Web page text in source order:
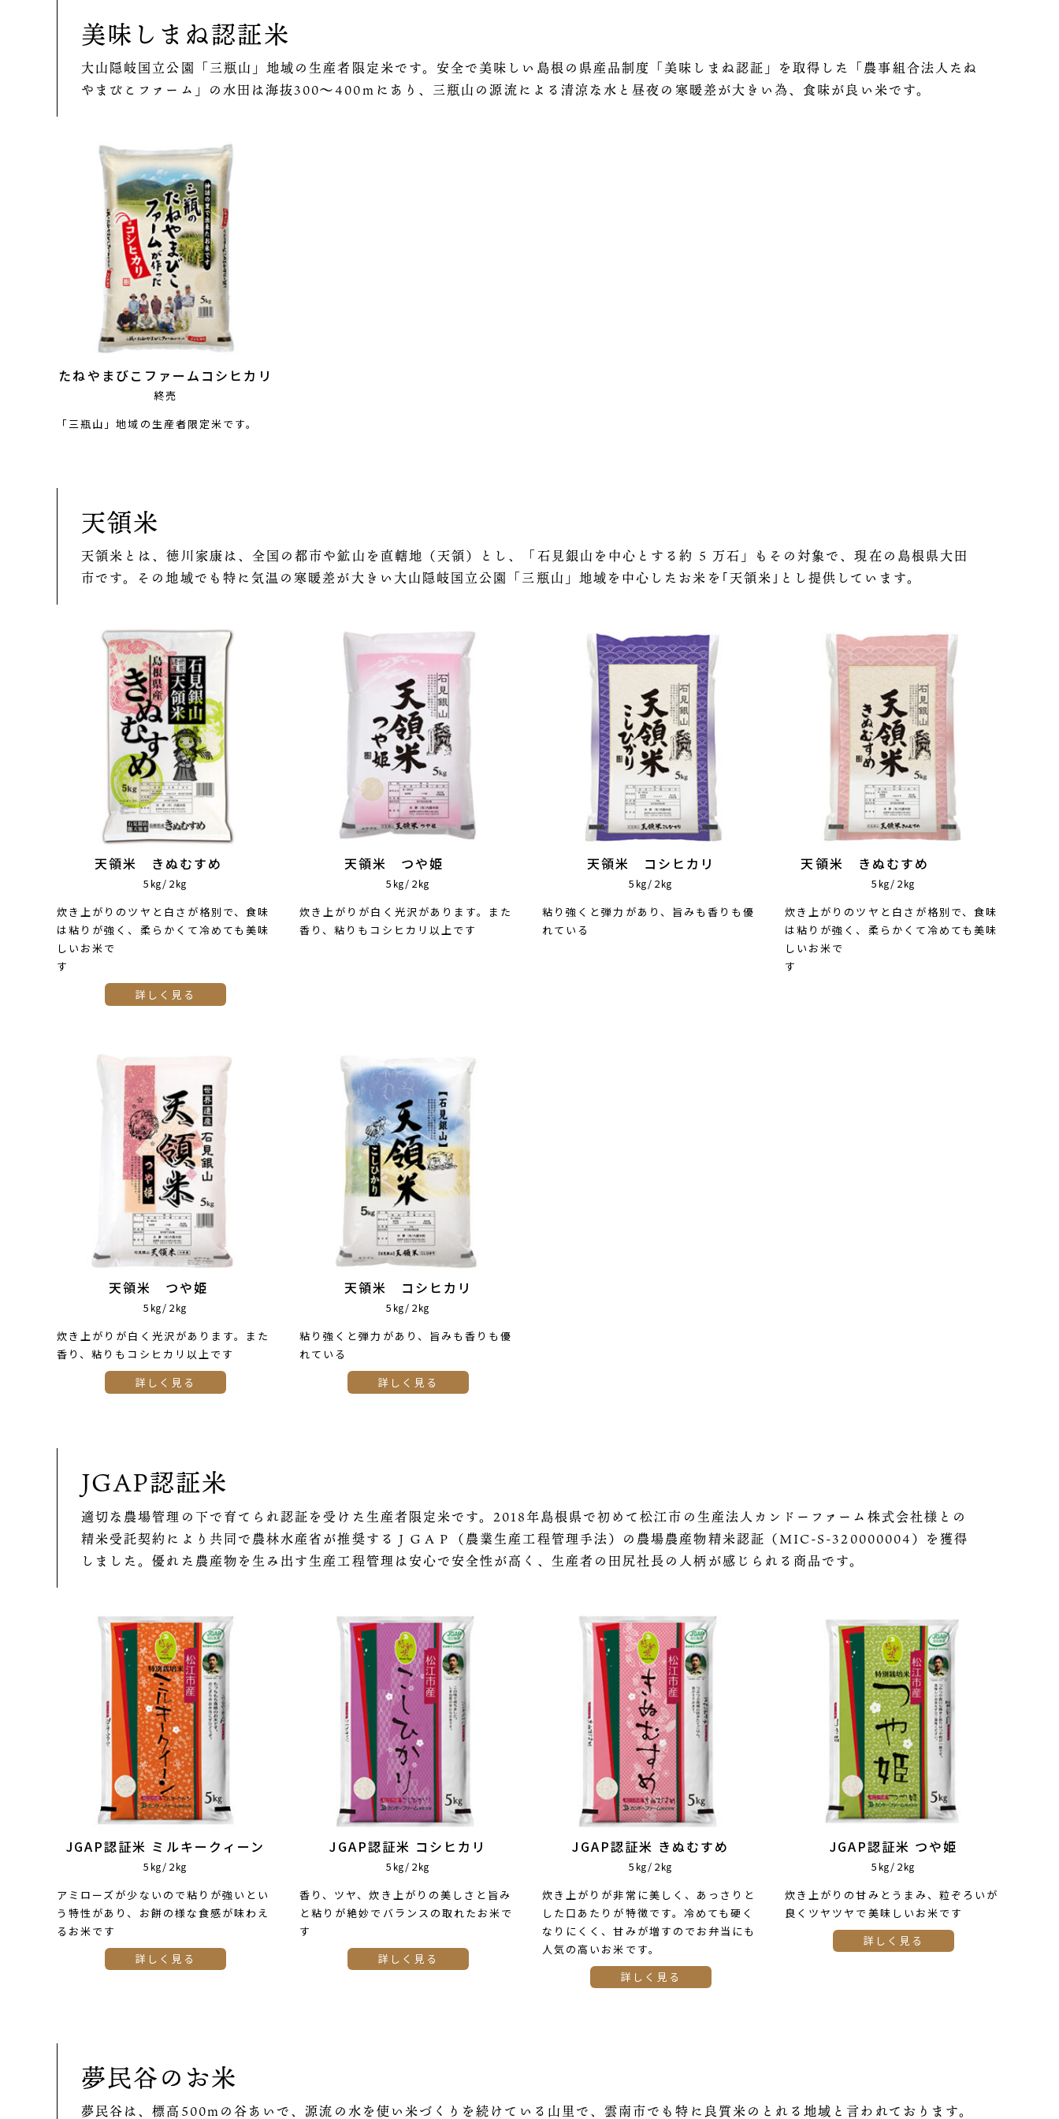
美味しまね認証米
大山隠岐国立公園「三瓶山」地域の生産者限定米です。安全で美味しい島根の県産品制度「美味しまね認証」を取得した「農事組合法人たね
やまびこファーム」の水田は海抜300～400ｍにあり、三瓶山の源流による清涼な水と昼夜の寒暖差が大きい為、食味が良い米です。
たねやまびこファームコシヒカリ
終売
「三瓶山」地域の生産者限定米です。
天領米
天領米とは、徳川家康は、全国の都市や鉱山を直轄地（天領）とし、「石見銀山を中心とする約 5 万石」もその対象で、現在の島根県大田
市です。その地域でも特に気温の寒暖差が大きい大山隠岐国立公園「三瓶山」地域を中心したお米を｢天領米｣とし提供しています。
天領米 きぬむすめ
5㎏/2㎏
炊き上がりのツヤと白さが格別で、食味
は粘りが強く、柔らかくて冷めても美味
しいお米で
す
詳しく見る
天領米 つや姫
5㎏/2㎏
炊き上がりが白く光沢があります。また
香り、粘りもコシヒカリ以上です
天領米 コシヒカリ
5㎏/2㎏
粘り強くと弾力があり、旨みも香りも優
れている
天領米 きぬむすめ
5㎏/2㎏
炊き上がりのツヤと白さが格別で、食味
は粘りが強く、柔らかくて冷めても美味
しいお米で
天領米 つや姫
5㎏/2㎏
炊き上がりが白く光沢があります。また
香り、粘りもコシヒカリ以上です
詳しく見る
天領米 コシヒカリ
5㎏/2㎏
粘り強くと弾力があり、旨みも香りも優
れている
詳しく見る
JGAP認証米
適切な農場管理の下で育てられ認証を受けた生産者限定米です。2018年島根県で初めて松江市の生産法人カンドーファーム株式会社様との
精米受託契約により共同で農林水産省が推奨するＪＧＡＰ（農業生産工程管理手法）の農場農産物精米認証（MIC-S-320000004）を獲得
しました。優れた農産物を生み出す生産工程管理は安心で安全性が高く、生産者の田尻社長の人柄が感じられる商品です。
JGAP認証米 ミルキークィーン
5㎏/2㎏
アミローズが少ないので粘りが強いとい
う特性があり、お餅の様な食感が味わえ
るお米です
詳しく見る
JGAP認証米 コシヒカリ
5㎏/2㎏
香り、ツヤ、炊き上がりの美しさと旨み
と粘りが絶妙でバランスの取れたお米で
す
詳しく見る
JGAP認証米 きぬむすめ
5㎏/2㎏
炊き上がりが非常に美しく、あっさりと
した口あたりが特徴です。冷めても硬く
なりにくく、甘みが増すのでお弁当にも
人気の高いお米です。
詳しく見る
JGAP認証米 つや姫
5㎏/2㎏
炊き上がりの甘みとうまみ、粒ぞろいが
良くツヤツヤで美味しいお米です
詳しく見る
夢民谷のお米
夢民谷は、標高500mの谷あいで、源流の水を使い米づくりを続けている山里で、雲南市でも特に良質米のとれる地域と言われております。